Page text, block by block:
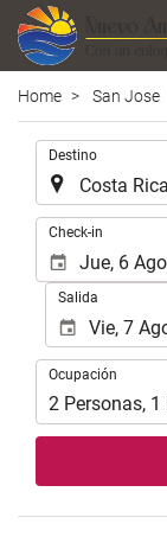
Home San Jose
Destino
Check-in
Salida
Ocupación
Ocupación
2 Personas, 1